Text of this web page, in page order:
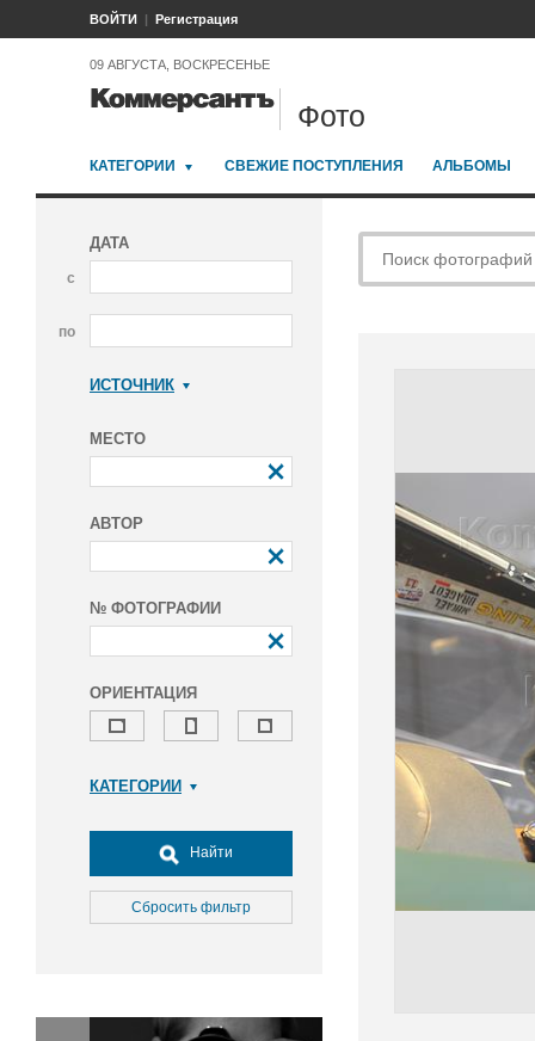
ВОЙТИ Регистрация
09 АВГУСТА, ВОСКРЕСЕНЬЕ
Фото
КАТЕГОРИИ СВЕЖИЕ ПОСТУПЛЕНИЯ АЛЬБОМЫ
ДАТА
с
по
ИСТОЧНИК
МЕСТО
АВТОР
№ ФОТОГРАФИИ
ОРИЕНТАЦИЯ
КАТЕГОРИИ
Досуг, туризм и отдых
Культура
Медицина
Окружающая среда
Найти
Сбросить фильтр